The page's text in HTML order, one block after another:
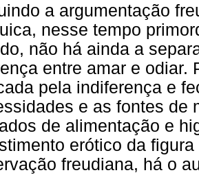
a argumentação
nesse tempo
não há ainda a
entre amar e odiar.
pela indiferença e
e as fontes de
de alimentação e
erótico da
freudiana, há o